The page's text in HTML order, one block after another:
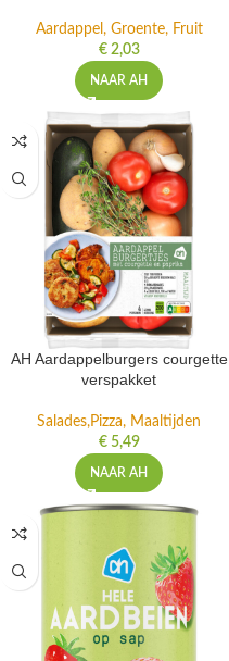
Aardappel, Groente, Fruit
€2,03
NAAR AH
AH Aardappelburgers courgette
verspakket
Salades,Pizza, Maaltijden
€5,49
NAAR AH